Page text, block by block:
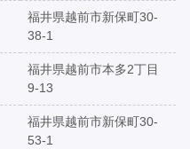
福井県越前市新保町30-
38-1
福井県越前市本多2丁目
9-13
福井県越前市新保町30-
53-1